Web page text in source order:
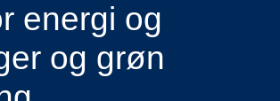
energi og
og grøn